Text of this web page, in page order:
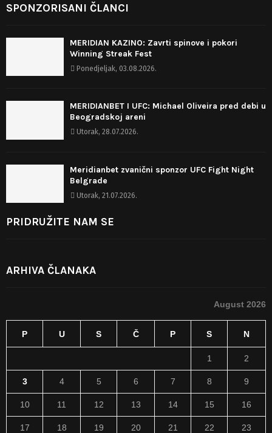
SPONZORISANI ČLANCI
MERIDIAN KAZINO: Zavrti spinove i pokori
Winning Streak Fest
Ponedjeljak, 03.08.2026.
MERIDIANBET I UFC: Michael Oliveira pred debi u
Beogradskoj areni
Utorak, 28.07.2026.
Meridianbet zvanični sponzor UFC Fight Night
Belgrade
Utorak, 21.07.2026.
PRIDRUŽITE NAM SE
ARHIVA ČLANAKA
August 2026
P U S Č P S N
1 2
3 4 5 6 7 8 9
10 11 12 13 14 15 16
17 18 19 20 21 22 23